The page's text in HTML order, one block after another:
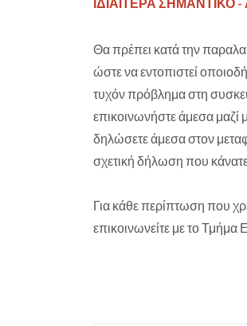
Θα πρέπει κατά την
ώστε να εντοπιστεί
τυχόν πρόβλημα στη
επικοινωνήστε άμεσα
δηλώσετε άμεσα στον
σχετική δήλωση που
Για κάθε περίπτωση που
επικοινωνείτε με το